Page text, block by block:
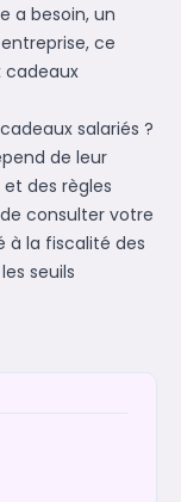
a besoin, un
ce
cadeaux
salariés ?
de leur
des règles
consulter votre
la fiscalité des
seuils